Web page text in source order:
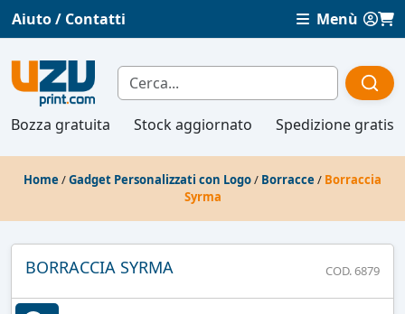
Aiuto / Contatti Menù
Bozza gratuita Stock aggiornato Spedizione gratis
Home /Gadget Personalizzati con Logo/ Borracce / Borraccia
Syrma
BORRACCIA SYRMA COD. 6879